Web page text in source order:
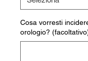
Cosa vorresti
orologio?